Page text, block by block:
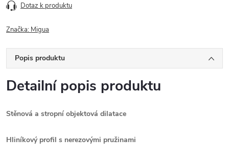
Dotaz k produktu
Značka: Migua
Popis produktu
Detailní popis produktu
Stěnová a stropní objektová dilatace
Hliníkový profil s nerezovými pružinami